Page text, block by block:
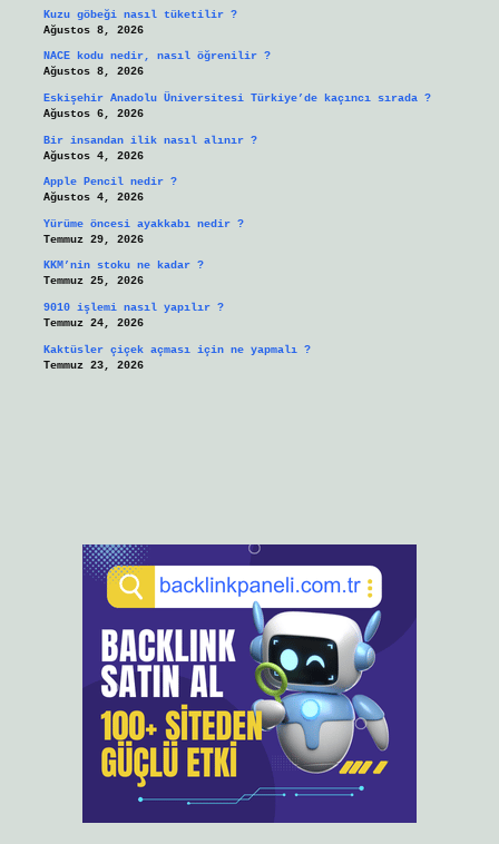
Kuzu göbeği nasıl tüketilir ?
Ağustos 8, 2026
NACE kodu nedir, nasıl öğrenilir ?
Ağustos 8, 2026
Eskişehir Anadolu Üniversitesi Türkiye’de kaçıncı sırada ?
Ağustos 6, 2026
Bir insandan ilik nasıl alınır ?
Ağustos 4, 2026
Apple Pencil nedir ?
Ağustos 4, 2026
Yürüme öncesi ayakkabı nedir ?
Temmuz 29, 2026
KKM’nin stoku ne kadar ?
Temmuz 25, 2026
9010 işlemi nasıl yapılır ?
Temmuz 24, 2026
Kaktüsler çiçek açması için ne yapmalı ?
Temmuz 23, 2026